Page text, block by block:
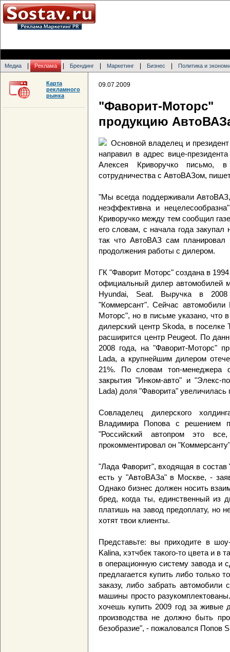
Медиа Реклама Брендинг Маркетинг Бизнес Политика и
09.07.2009
"Фаворит-
продукцию
Основной владелец и
направил в адрес вице-
Алексея Криворучко письмо, в
сотрудничества с АвтоВАЗом,
"Мы всегда поддерживали
неэффективна и
Криворучко между тем сообщил
его словам, с начала года
так что АвтоВАЗ сам планировал
продолжения работы с дилером.
ГК "Фаворит Моторс" создана в
официальный дилер автомобилей
Hyundai, Seat. Выручка в
"Коммерсант". Сейчас
Моторс", но в письме указано, что
дилерский центр Skoda, в
расширится центр Peugeot. По
2008 года, на "Фаворит-Моторс"
Lada, а крупнейшим дилером
21%. По словам топ-менеджера
закрытия "Инком-авто" и "Элекс-
Lada) доля "Фаворита"
Совладелец дилерского
Владимира Попова с решением
"Российский автопром это
прокомментировал он
"Лада Фаворит", входящая в
есть у "АвтоВАЗа" в Москве, -
Однако бизнес должен носить
бред, когда ты, единственный из
платишь на завод предоплату, но
хотят твои клиенты.
Представьте: вы приходите в
Kalina, хэтчбек такого-то цвета и в
в операционную систему завода и
предлагается купить либо только
заказу, либо забрать
машины просто
хочешь купить 2009 год за живые
производства не должно быть
безобразие", - пожаловался Попов
Карта
рекламного
рынка